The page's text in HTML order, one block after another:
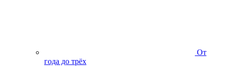
От
года до трёх